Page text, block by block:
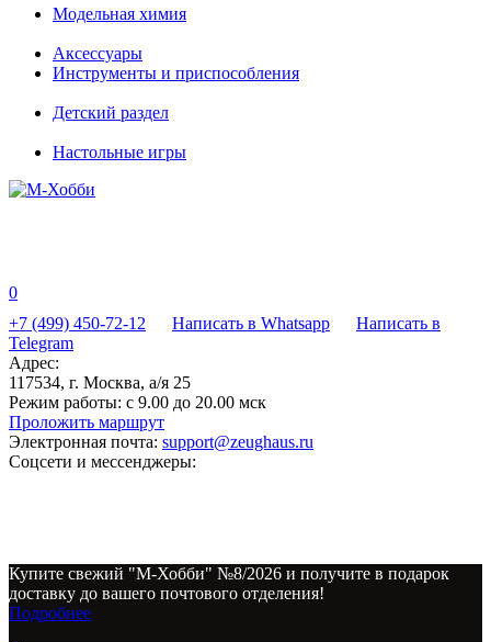
Модельная химия
Аксессуары
Инструменты и приспособления
Детский раздел
Настольные игры
0
+7 (499) 450-72-12
Написать в Whatsapp
Написать в
Telegram
Адрес:
117534, г. Москва, а/я 25
Режим работы: с 9.00 до 20.00 мск
Проложить маршрут
Электронная почта: support@zeughaus.ru
Соцсети и мессенджеры:
Купите свежий "М-Хобби" №8/2026 и получите в подарок
доставку до вашего почтового отделения!
Подробнее